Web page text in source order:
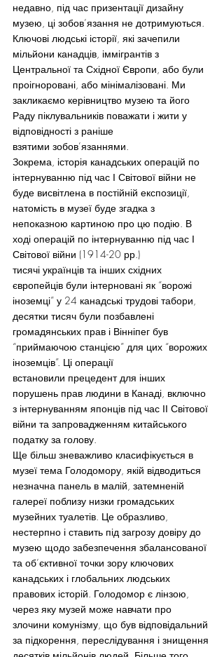
недавно, під час призентації дизайну
музею, ці зобов’язання не дотримуються.
Ключові людські історії, які зачепили
мільйони канадців, іммігрантів з
Центральної та Східної Європи, або були
проігноровані, або мінімалізовані. Ми
закликаємо керівництво музею та його
Раду піклувальників поважати і жити у
відповідності з раніше
взятими зобов’язаннями.
Зокрема, історія канадських операцій по
інтернуванню під час І Світової війни не
буде висвітлена в постійній експозиції,
натомість в музеї буде згадка з
непоказною картиною про цю подію. В
ході операцій по інтернуванню під час І
Світової війни (1914-20 рр.)
тисячі українців та інших східних
європейців були інтерновані як “ворожі
іноземці” у 24 канадські трудові табори,
десятки тисяч були позбавлені
громадянських прав і Вінніпег був
“приймаючою станцією” для цих “ворожих
іноземців”. Ці операції
встановили прецедент для інших
порушень прав людини в Канаді, включно
з інтернуванням японців під час ІІ Світової
війни та запровадженням китайського
податку за голову.
Ще більш зневажливо класифікується в
музеї тема Голодомору, якій відводиться
незначна панель в малій, затемненій
галереї поблизу низки громадських
музейних туалетів. Це образливо,
нестерпно і ставить під загрозу довіру до
музею щодо забезпечення збалансованої
та об’єктивної точки зору ключових
канадських і глобальних людських
правових історій. Голодомор є лінзою,
через яку музей може навчати про
злочини комунізму, що був відповідальний
за підкорення, переслідування і знищення